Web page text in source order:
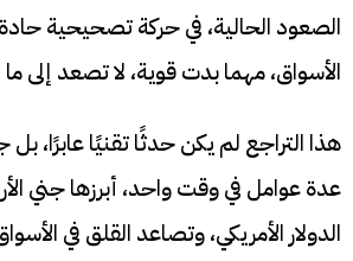
الصعود الحالية، في حركة تصحيحية
الأسواق، مهما بدت قوية، لا تصعد إلى ما
هذا التراجع لم يكن حدثًا تقنيًا عابرًا،
عدة عوامل في وقت واحد، أبرزها جني
الدولار الأمريكي، وتصاعد القلق في